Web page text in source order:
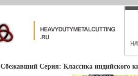
Сбежавший Серия: Классика индийского